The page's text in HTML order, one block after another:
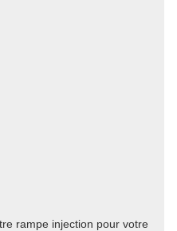
rampe injection pour votre